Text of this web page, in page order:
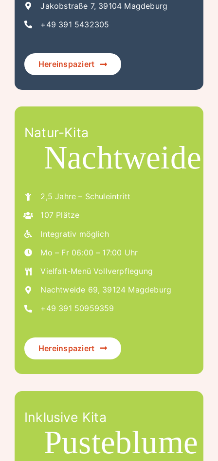
Jakobstraße 7, 39104 Magdeburg
+49 391 5432305
Hereinspaziert
Natur-Kita
Nachtweide
2,5 Jahre – Schuleintritt
107 Plätze
Integrativ möglich
Mo – Fr 06:00 – 17:00 Uhr
Vielfalt-Menü Vollverpflegung
Nachtweide 69, 39124 Magdeburg
+49 391 50959359
Hereinspaziert
Inklusive Kita
Pusteblume